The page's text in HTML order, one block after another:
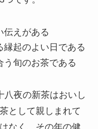
伝えがある
起のよい日である
う旬のお茶である
八夜の新茶はおいし
として親しまれて